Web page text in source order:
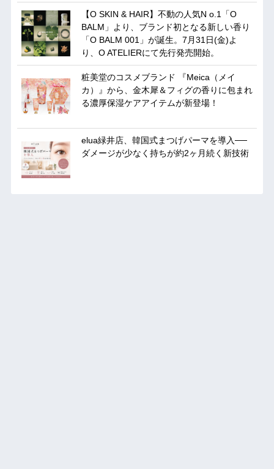
【O SKIN & HAIR】不動の人気N o.1「O
BALM」より、ブランド初となる新しい香り
「O BALM 001」が誕生。7月31日(金)よ
り、O ATELIERにて先行発売開始。
粧美堂のコスメブランド 『Meica（メイ
カ）』から、金木犀＆フィグの香りに包まれ
る濃厚保湿ケアアイテムが新登場！
elua緑井店、韓国式まつげパーマを導入──
ダメージが少なく持ちが約2ヶ月続く新技術